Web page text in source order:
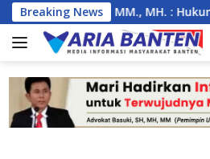
Skip
to
content
Breaking News
MM., MH. : Hukum Harus Tegak